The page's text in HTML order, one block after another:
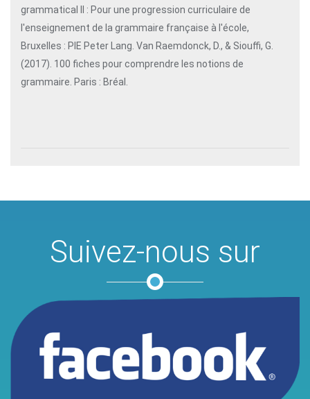
grammatical II : Pour une progression curriculaire de
l'enseignement de la grammaire française à l'école,
Bruxelles : PIE Peter Lang. Van Raemdonck, D., & Siouffi, G.
(2017). 100 fiches pour comprendre les notions de
grammaire. Paris : Bréal.
Suivez-nous sur